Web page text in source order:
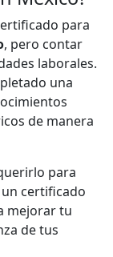
para
, pero contar
laborales.
una
de manera
para
certificado
mejorar tu
de tus